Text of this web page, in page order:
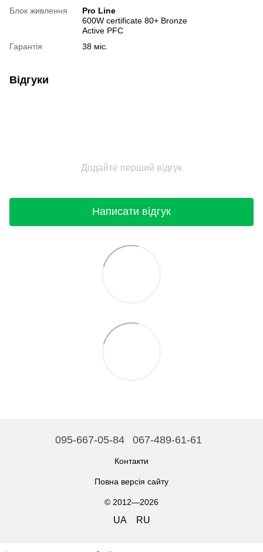
Блок живлення
Pro Line
600W certificate 80+ Bronze
Active PFC
Гарантія
38 міс.
Відгуки
Додайте перший відгук
Написати відгук
095-667-05-84 067-489-61-61
Контакти
Повна версія сайту
© 2012—2026
UA RU